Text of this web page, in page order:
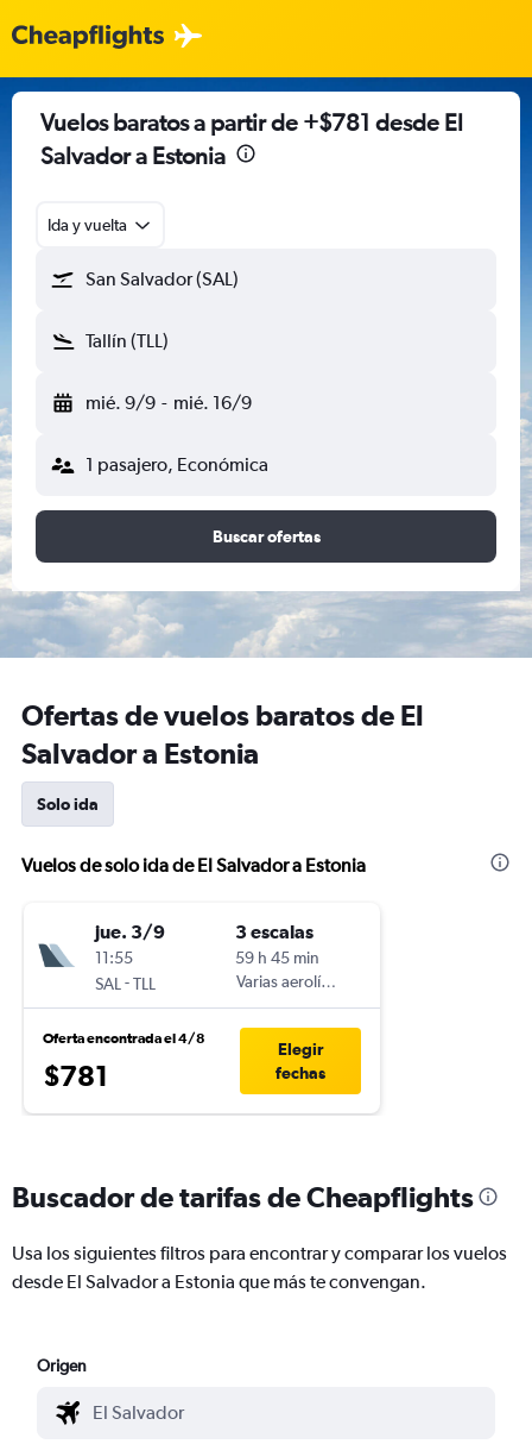
Vuelos baratos a partir de +$781 desde El
Salvador a Estonia
Ida y vuelta
San Salvador (SAL)
Tallín (TLL)
mié. 9/9 - mié. 16/9
1 pasajero, Económica
Buscar ofertas
Ofertas de vuelos baratos de El
Salvador a Estonia
Solo ida
Vuelos de solo ida de El Salvador a Estonia
jue. 3/9
11:55
SAL -TLL
3 escalas
59 h 45 min
Varias aerolíneas
Oferta encontrada el 4/8
$781
Elegir
fechas
Buscador de tarifas de Cheapflights
Usa los siguientes filtros para encontrar y comparar los vuelos
desde El Salvador a Estonia que más te convengan.
Origen